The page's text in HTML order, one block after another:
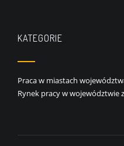
KATEGORIE
Praca w miastach
Rynek pracy w województwie